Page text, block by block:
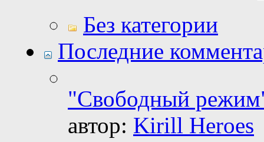
Без категории
Последние
"Свободный
автор: Kirill Heroes